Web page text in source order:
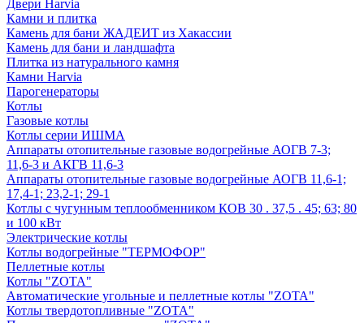
Двери Harvia
Камни и плитка
Камень для бани ЖАДЕИТ из Хакассии
Камень для бани и ландшафта
Плитка из натурального камня
Камни Harvia
Парогенераторы
Котлы
Газовые котлы
Котлы серии ИШМА
Аппараты отопительные газовые водогрейные АОГВ 7-3;
11,6-3 и АКГВ 11,6-3
Аппараты отопительные газовые водогрейные АОГВ 11,6-1;
17,4-1; 23,2-1; 29-1
Котлы с чугунным теплообменником КОВ 30 . 37,5 . 45; 63; 80
и 100 кВт
Электрические котлы
Котлы водогрейные "ТЕРМОФОР"
Пеллетные котлы
Котлы "ZOTA"
Автоматические угольные и пеллетные котлы "ZOTA"
Котлы твердотопливные "ZOTA"